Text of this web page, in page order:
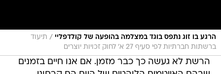
הרגע בו זוג נתפס בוגד במצלמה בהופעה של קולדפליי / תיעוד
ברשתות חברתיות לפי סעיף 27 א' לחוק זכויות יוצרים
הרשת לא געשה כך כבר מזמן. אם אנו חיים בזמנים